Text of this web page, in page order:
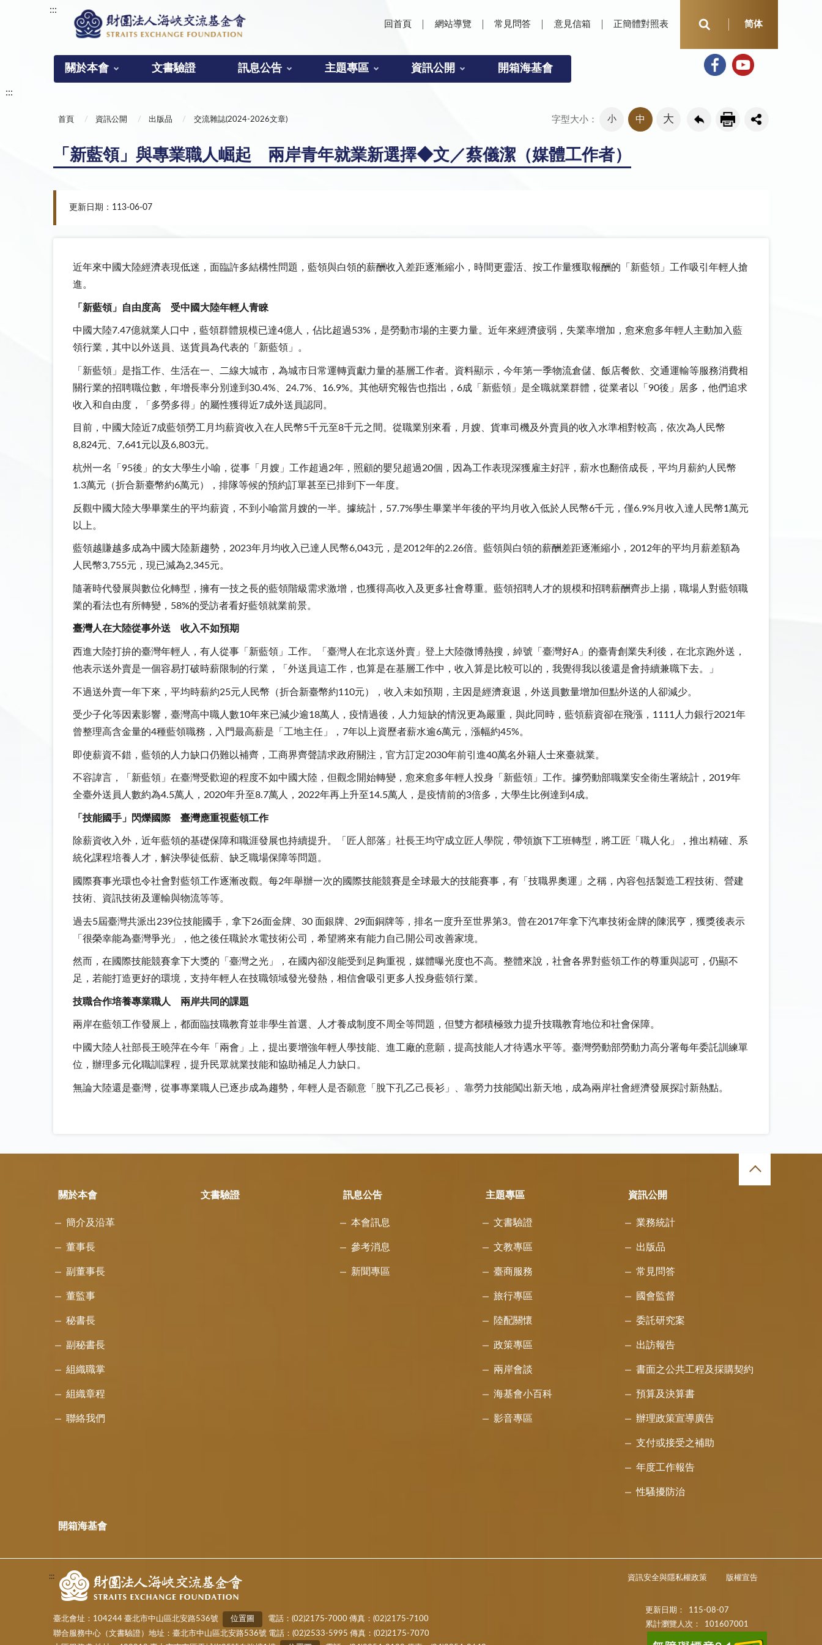
:::
回首頁 網站導覽 常見問答 意見信箱 正簡體對照表 简体
關於本會 文書驗證 訊息公告 主題專區 資訊公開 開箱海基會
:::
首頁 資訊公開 出版品 交流雜誌(2024-2026文章) 字型大小： 小 中 大
「新藍領」與專業職人崛起 兩岸青年就業新選擇◆文／蔡儀潔（媒體工作者）
更新日期：113-06-07
近年來中國大陸經濟表現低迷，面臨許多結構性問題，藍領與白領的薪酬收入差距逐漸縮小，時間更靈活、按工作量獲取報酬的「新藍領」工作吸引年輕人搶
進。
「新藍領」自由度高 受中國大陸年輕人青睞
中國大陸7.47億就業人口中，藍領群體規模已達4億人，佔比超過53%，是勞動市場的主要力量。近年來經濟疲弱，失業率增加，愈來愈多年輕人主動加入藍
領行業，其中以外送員、送貨員為代表的「新藍領」。
「新藍領」是指工作、生活在一、二線大城市，為城市日常運轉貢獻力量的基層工作者。資料顯示，今年第一季物流倉儲、飯店餐飲、交通運輸等服務消費相
關行業的招聘職位數，年增長率分別達到30.4%、24.7%、16.9%。其他研究報告也指出，6成「新藍領」是全職就業群體，從業者以「90後」居多，他們追求
收入和自由度，「多勞多得」的屬性獲得近7成外送員認同。
目前，中國大陸近7成藍領勞工月均薪資收入在人民幣5千元至8千元之間。從職業別來看，月嫂、貨車司機及外賣員的收入水準相對較高，依次為人民幣
8,824元、7,641元以及6,803元。
杭州一名「95後」的女大學生小喻，從事「月嫂」工作超過2年，照顧的嬰兒超過20個，因為工作表現深獲雇主好評，薪水也翻倍成長，平均月薪約人民幣
1.3萬元（折合新臺幣約6萬元），排隊等候的預約訂單甚至已排到下一年度。
反觀中國大陸大學畢業生的平均薪資，不到小喻當月嫂的一半。據統計，57.7%學生畢業半年後的平均月收入低於人民幣6千元，僅6.9%月收入達人民幣1萬元
以上。
藍領越賺越多成為中國大陸新趨勢，2023年月均收入已達人民幣6,043元，是2012年的2.26倍。藍領與白領的薪酬差距逐漸縮小，2012年的平均月薪差額為
人民幣3,755元，現已減為2,345元。
隨著時代發展與數位化轉型，擁有一技之長的藍領階級需求激增，也獲得高收入及更多社會尊重。藍領招聘人才的規模和招聘薪酬齊步上揚，職場人對藍領職
業的看法也有所轉變，58%的受訪者看好藍領就業前景。
臺灣人在大陸從事外送 收入不如預期
西進大陸打拚的臺灣年輕人，有人從事「新藍領」工作。「臺灣人在北京送外賣」登上大陸微博熱搜，綽號「臺灣好A」的臺青創業失利後，在北京跑外送，
他表示送外賣是一個容易打破時薪限制的行業，「外送員這工作，也算是在基層工作中，收入算是比較可以的，我覺得我以後還是會持續兼職下去。」
不過送外賣一年下來，平均時薪約25元人民幣（折合新臺幣約110元），收入未如預期，主因是經濟衰退，外送員數量增加但點外送的人卻減少。
受少子化等因素影響，臺灣高中職人數10年來已減少逾18萬人，疫情過後，人力短缺的情況更為嚴重，與此同時，藍領薪資卻在飛漲，1111人力銀行2021年
曾整理高含金量的4種藍領職務，入門最高薪是「工地主任」，7年以上資歷者薪水逾6萬元，漲幅約45%。
即使薪資不錯，藍領的人力缺口仍難以補齊，工商界齊聲請求政府關注，官方訂定2030年前引進40萬名外籍人士來臺就業。
不容諱言，「新藍領」在臺灣受歡迎的程度不如中國大陸，但觀念開始轉變，愈來愈多年輕人投身「新藍領」工作。據勞動部職業安全衛生署統計，2019年
全臺外送員人數約為4.5萬人，2020年升至8.7萬人，2022年再上升至14.5萬人，是疫情前的3倍多，大學生比例達到4成。
「技能國手」閃爍國際 臺灣應重視藍領工作
除薪資收入外，近年藍領的基礎保障和職涯發展也持續提升。「匠人部落」社長王均守成立匠人學院，帶領旗下工班轉型，將工匠「職人化」，推出精確、系
統化課程培養人才，解決學徒低薪、缺乏職場保障等問題。
國際賽事光環也令社會對藍領工作逐漸改觀。每2年舉辦一次的國際技能競賽是全球最大的技能賽事，有「技職界奧運」之稱，內容包括製造工程技術、營建
技術、資訊技術及運輸與物流等等。
過去5屆臺灣共派出239位技能國手，拿下26面金牌、30 面銀牌、29面銅牌等，排名一度升至世界第3。曾在2017年拿下汽車技術金牌的陳泯亨，獲獎後表示
「很榮幸能為臺灣爭光」，他之後任職於水電技術公司，希望將來有能力自己開公司改善家境。
然而，在國際技能競賽拿下大獎的「臺灣之光」，在國內卻沒能受到足夠重視，媒體曝光度也不高。整體來說，社會各界對藍領工作的尊重與認可，仍顯不
足，若能打造更好的環境，支持年輕人在技職領域發光發熱，相信會吸引更多人投身藍領行業。
技職合作培養專業職人 兩岸共同的課題
兩岸在藍領工作發展上，都面臨技職教育並非學生首選、人才養成制度不周全等問題，但雙方都積極致力提升技職教育地位和社會保障。
中國大陸人社部長王曉萍在今年「兩會」上，提出要增強年輕人學技能、進工廠的意願，提高技能人才待遇水平等。臺灣勞動部勞動力高分署每年委託訓練單
位，辦理多元化職訓課程，提升民眾就業技能和協助補足人力缺口。
無論大陸還是臺灣，從事專業職人已逐步成為趨勢，年輕人是否願意「脫下孔乙己長衫」、靠勞力技能闖出新天地，成為兩岸社會經濟發展探討新熱點。
關於本會
簡介及沿革
董事長
副董事長
董監事
秘書長
副秘書長
組織職掌
組織章程
聯絡我們
文書驗證 訊息公告
本會訊息
參考消息
新聞專區
主題專區
文書驗證
文教專區
臺商服務
旅行專區
陸配關懷
政策專區
兩岸會談
海基會小百科
影音專區
資訊公開
業務統計
出版品
常見問答
國會監督
委託研究案
出訪報告
書面之公共工程及採購契約
預算及決算書
辦理政策宣導廣告
支付或接受之補助
年度工作報告
性騷擾防治
開箱海基會
::: 資訊安全與隱私權政策 版權宣告
臺北會址：104244 臺北市中山區北安路536號 位置圖
電話：(02)2175-7000 傳真：(02)2175-7100
聯合服務中心（文書驗證）地址：臺北市中山區北安路536號 電話：(02)2533-5995 傳真：(02)2175-7070
更新日期：
115-08-07
累計瀏覽人次：
101607001